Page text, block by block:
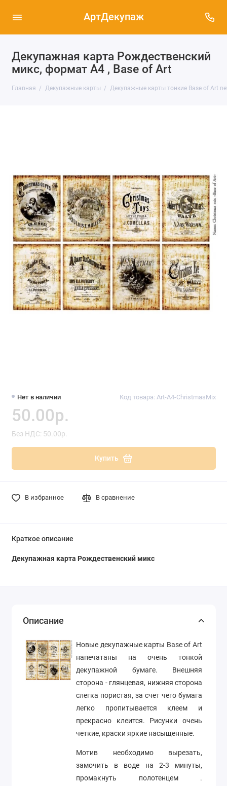
АртДекупаж
Декупажная карта Рождественский
микс, формат А4 , Base of Art
Главная Декупажные карты Декупажные карты тонкие Base of Art
Нет в наличии Код товара: Art-A4-ChristmasMix
50.00р.
Без НДС: 50.00р.
Купить
В избранное В сравнение
Краткое описание
Декупажная карта Рождественский микс
Описание
Новые декупажные карты Base of Art
напечатаны на очень тонкой
декупажной бумаге. Внешняя
сторона - глянцевая, нижняя сторона
слегка пористая, за счет чего бумага
легко пропитывается клеем и
прекрасно клеится. Рисунки очень
четкие, краски яркие насыщенные.
Мотив необходимо вырезать,
замочить в воде на 2-3 минуты,
промакнуть полотенцем .